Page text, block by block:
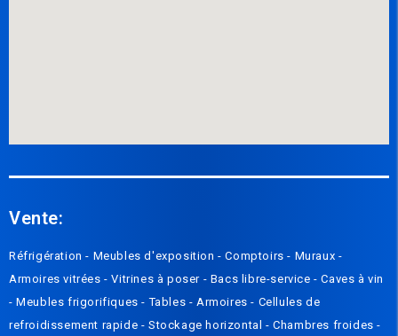
Vente:
Réfrigération - Meubles d'exposition -Comptoirs- Muraux -
Armoires vitrées-Vitrines à poser - Bacs libre-service-Caves à vin
-Meubles frigorifiques-Tables - Armoires- Cellules de
refroidissement rapide -Stockage horizontal-Chambres froides-